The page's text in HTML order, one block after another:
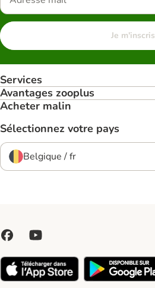
Je m'inscris
Services
Avantages zooplus
Acheter malin
Sélectionnez votre pays
Belgique / fr